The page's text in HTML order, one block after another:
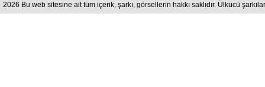
2026 Bu web sitesine ait tüm içerik, şarkı, görsellerin hakkı saklıdır. Ülkücü şarkılar